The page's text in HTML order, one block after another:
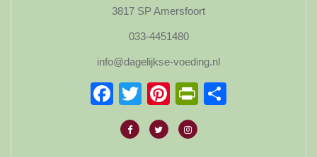
3817 SP Amersfoort
033-4451480
info@dagelijkse-voeding.nl
Facebook
Twitter
Pinterest